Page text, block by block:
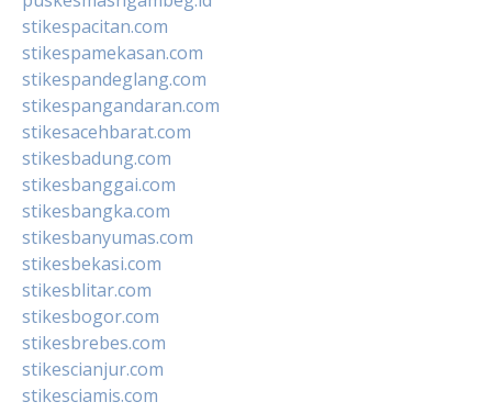
stikespacitan.com
stikespamekasan.com
stikespandeglang.com
stikespangandaran.com
stikesacehbarat.com
stikesbadung.com
stikesbanggai.com
stikesbangka.com
stikesbanyumas.com
stikesbekasi.com
stikesblitar.com
stikesbogor.com
stikesbrebes.com
stikescianjur.com
stikesciamis.com